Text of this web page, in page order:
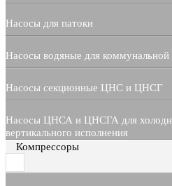
Насосы для патоки
Насосы водяные для коммунальной
Насосы секционные ЦНС и ЦНСГ
Насосы ЦНСА и ЦНСГА для
вертикального исполнения
Компрессоры